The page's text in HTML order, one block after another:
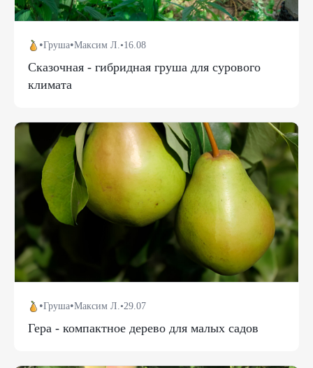
•Груша•Максим Л.•16.08
Сказочная - гибридная груша для сурового
климата
•Груша•Максим Л.•29.07
Гера - компактное дерево для малых садов